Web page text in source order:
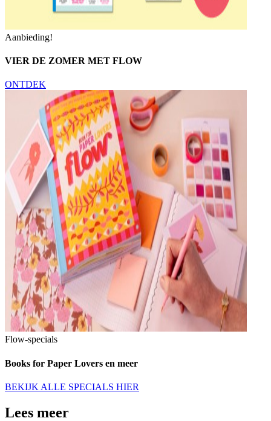
Aanbieding!
VIER DE ZOMER MET FLOW
ONTDEK
Flow-specials
Books for Paper Lovers en meer
BEKIJK ALLE SPECIALS HIER
Lees meer